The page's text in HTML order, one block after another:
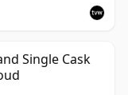
Single Cask